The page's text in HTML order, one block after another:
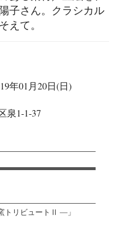
子さん。クラシカル
えて。
年01月20日(日)
泉1-1-37
トリビュートⅡ ―」